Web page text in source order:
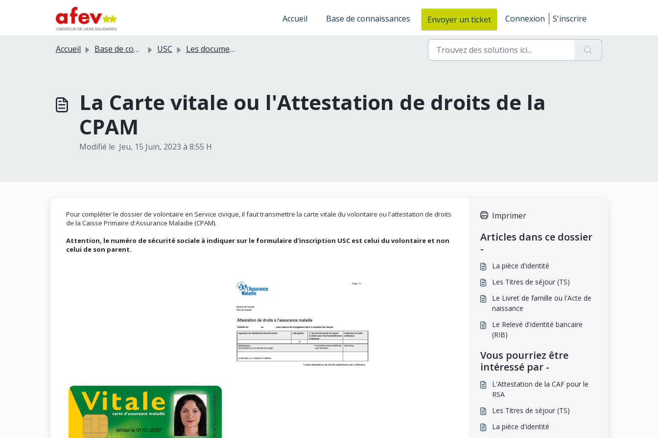
Passer au contenu principal
Accueil
Base de connaissances Envoyer un ticket Connexion S'inscrire
Accueil Base de connaissances USC Les documents administratifs
La Carte vitale ou l'Attestation de droits de la
CPAM
Modifié le Jeu, 15 Juin, 2023 à 8:55 H
Pour compléter le dossier de volontaire en Service civique, il faut transmettre la carte vitale du volontaire ou l'attestation de droits
de la Caisse Primaire d'Assurance Maladie (CPAM).
Attention, le numéro de sécurité sociale à indiquer sur le formulaire d'inscription USC est celui du volontaire et non
celui de son parent.
Imprimer
Articles dans ce dossier
-
La pièce d'identité
Les Titres de séjour (TS)
Le Livret de famille ou l'Acte de
naissance
Le Relevé d'identité bancaire
(RIB)
Vous pourriez être
intéressé par -
L'Attestation de la CAF pour le
RSA
Les Titres de séjour (TS)
La pièce d'identité